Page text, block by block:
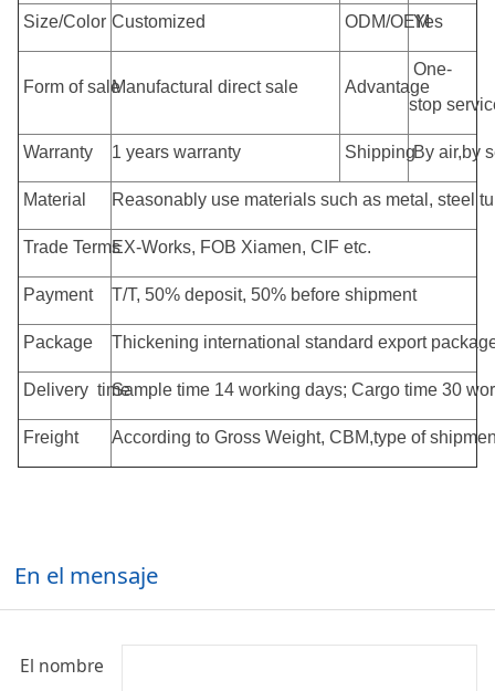
Size/Color Customized ODM/OEM
Yes
Form of saleManufactural direct sale Advantage
One-
stop
Warranty 1 years warranty ShippingBy air,by
Material Reasonably use materials such as metal, steel
Trade TermsEX-Works, FOB Xiamen, CIF etc.
Payment T/T, 50% deposit, 50% before shipment
Package Thickening international standard export
Delivery timeSample time 14 working days; Cargo time 30
Freight According to Gross Weight, CBM,type of
En el mensaje
El nombre